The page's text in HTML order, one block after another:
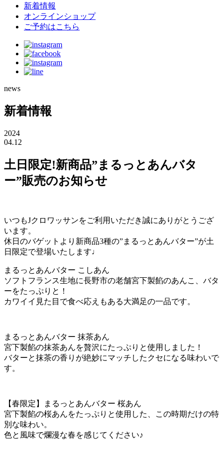
新着情報
オンラインショップ
ご予約はこちら
news
新着情報
2024
04.12
土日限定!新商品”まるっとあんバタ
ー”販売のお知らせ
いつもJクロワッサンをご利用いただき誠にありがとうござ
います。
休日のバゲットより新商品3種の”まるっとあんバター”が土
日限定で登場いたします♩
まるっとあんバター こしあん
ソフトフランス生地に長野市の老舗宮下製餡のあんこ、バタ
ーをたっぷりと！
カワイイ見た目で食べ応えもある大満足の一品です。
まるっとあんバター 抹茶あん
宮下製餡の抹茶あんを贅沢にたっぷりと使用しました！
バターと抹茶の香りが絶妙にマッチしたクセになる味わいで
す。
【春限定】まるっとあんバター 桜あん
宮下製餡の桜あんをたっぷりと使用した、この時期だけの特
別な味わい。
色と風味で爛漫な春を感じてください♪